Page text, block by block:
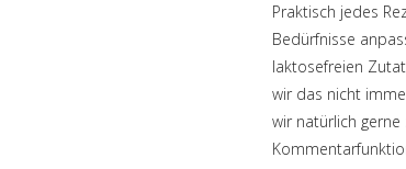
Praktisch jedes
Bedürfnisse
laktosefreien
wir das nicht
wir natürlich